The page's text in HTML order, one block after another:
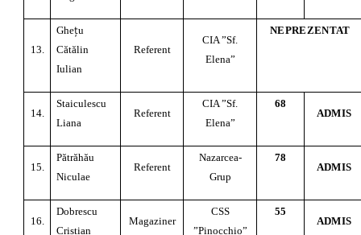
13.
Gheţu
Cătălin
Iulian
Referent
CIA ”Sf.
Elena”
NEPREZENTAT
14.
Staiculescu
Liana
Referent
CIA ”Sf.
Elena”
68
ADMIS
15.
Pătrăhău
Niculae
Referent
Nazarcea-
Grup
78
ADMIS
16.
Dobrescu
Cristian
Magaziner
CSS
”Pinocchio”
55
ADMIS